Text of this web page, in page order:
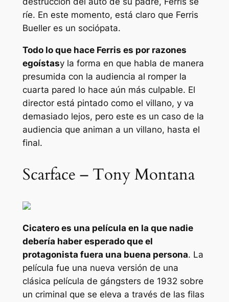
ríe. En este momento, está claro que Ferris
Bueller es un sociópata.
Todo lo que hace Ferris es por razones
egoístasy la forma en que habla de manera
presumida con la audiencia al romper la
cuarta pared lo hace aún más culpable. El
director está pintado como el villano, y va
demasiado lejos, pero este es un caso de la
audiencia que animan a un villano, hasta el
final.
Scarface – Tony Montana
Cicatero es una película en la que nadie
debería haber esperado que el
protagonista fuera una buena persona. La
película fue una nueva versión de una
clásica película de gángsters de 1932 sobre
un criminal que se eleva a través de las filas